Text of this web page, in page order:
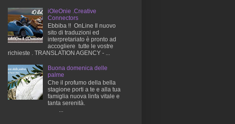
iOleOnie .Creative
Connectors
Ebbiba !! OnLine Il nuovo
sito di traduzioni ed
interpretariato è pronto ad
accogliere tutte le vostre
richieste . TRANSLATION AGENCY - ...
Buona domenica delle
palme
Che il profumo della bella
stagione porti a te e alla tua
famiglia nuova linfa vitale e
tanta serenità.
...